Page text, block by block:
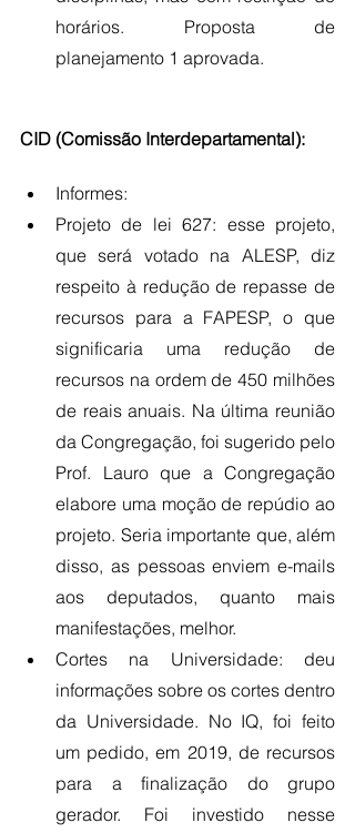
horários. Proposta de
planejamento 1 aprovada.
CID (Comissão Interdepartamental):
Informes:
Projeto de lei 627: esse projeto,
que será votado na ALESP, diz
respeito à redução de repasse de
recursos para a FAPESP, o que
significaria uma redução de
recursos na ordem de 450 milhões
de reais anuais. Na última reunião
da Congregação, foi sugerido pelo
Prof. Lauro que a Congregação
elabore uma moção de repúdio ao
projeto. Seria importante que, além
disso, as pessoas enviem e-mails
aos deputados, quanto mais
manifestações, melhor.
Cortes na Universidade: deu
informações sobre os cortes dentro
da Universidade. No IQ, foi feito
um pedido, em 2019, de recursos
para a finalização do grupo
gerador. Foi investido nesse